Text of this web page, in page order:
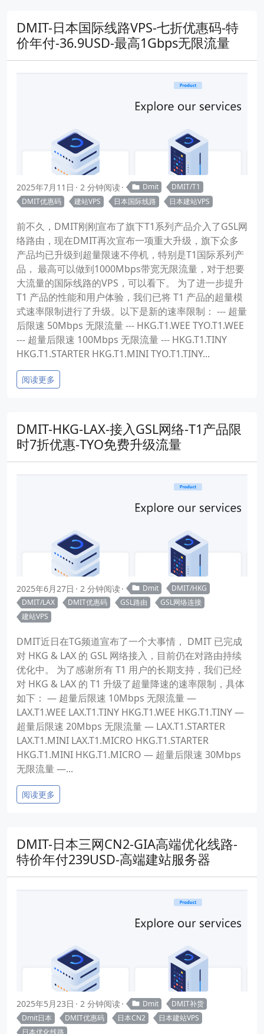
DMIT-日本国际线路VPS-七折优惠码-特
价年付-36.9USD-最高1Gbps无限流量
2025年7月11日 2 分钟阅读 Dmit
DMIT/T1
DMIT优惠码
建站VPS 日本国际线路 日本建站VPS
前不久，DMIT刚刚宣布了旗下T1系列产品介入了GSL网
络路由，现在DMIT再次宣布一项重大升级，旗下众多
产品均已升级到超量限速不停机，特别是T1国际系列产
品， 最高可以做到1000Mbps带宽无限流量，对于想要
大流量的国际线路的VPS，可以看下。 为了进一步提升
T1 产品的性能和用户体验，我们已将 T1 产品的超量模
式速率限制进行了升级。以下是新的速率限制： --- 超量
后限速 50Mbps 无限流量 --- HKG.T1.WEE TYO.T1.WEE
--- 超量后限速 100Mbps 无限流量 --- HKG.T1.TINY
HKG.T1.STARTER HKG.T1.MINI TYO.T1.TINY...
阅读更多
DMIT-HKG-LAX-接入GSL网络-T1产品限
时7折优惠-TYO免费升级流量
2025年6月27日 2 分钟阅读 Dmit
DMIT/HKG
DMIT/LAX
DMIT优惠码 GSL路由
GSL网络连接
建站VPS
DMIT近日在TG频道宣布了一个大事情， DMIT 已完成
对 HKG & LAX 的 GSL 网络接入，目前仍在对路由持续
优化中。 为了感谢所有 T1 用户的长期支持，我们已经
对 HKG & LAX 的 T1 升级了超量降速的速率限制，具体
如下： — 超量后限速 10Mbps 无限流量 —
LAX.T1.WEE LAX.T1.TINY HKG.T1.WEE HKG.T1.TINY —
超量后限速 20Mbps 无限流量 — LAX.T1.STARTER
LAX.T1.MINI LAX.T1.MICRO HKG.T1.STARTER
HKG.T1.MINI HKG.T1.MICRO — 超量后限速 30Mbps
无限流量 —...
阅读更多
DMIT-日本三网CN2-GIA高端优化线路-
特价年付239USD-高端建站服务器
2025年5月23日 2 分钟阅读 Dmit
DMIT补货
Dmit日本
DMIT优惠码 日本CN2
日本建站VPS